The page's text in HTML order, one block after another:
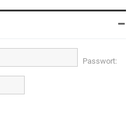
Passwort: